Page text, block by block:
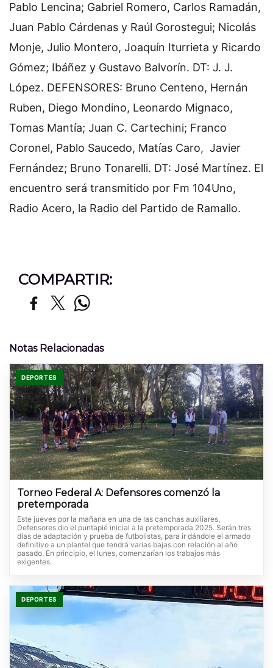
Pablo Lencina; Gabriel Romero, Carlos Ramadán,
Juan Pablo Cárdenas y Raúl Gorostegui; Nicolás
Monje, Julio Montero, Joaquín Iturrieta y Ricardo
Gómez; Ibáñez y Gustavo Balvorín. DT: J. J.
López. DEFENSORES: Bruno Centeno, Hernán
Ruben, Diego Mondino, Leonardo Mignaco,
Tomas Mantía; Juan C. Cartechini; Franco
Coronel, Pablo Saucedo, Matías Caro, Javier
Fernández; Bruno Tonarelli. DT: José Martínez. El
encuentro será transmitido por Fm 104Uno,
Radio Acero, la Radio del Partido de Ramallo.
COMPARTIR:
Notas Relacionadas
DEPORTES
Torneo Federal A: Defensores comenzó la
pretemporada
Este jueves por la mañana en una de las canchas auxiliares,
Defensores dio el puntapié inicial a la pretemporada 2025. Serán tres
días de adaptación y prueba de futbolistas, para ir dándole el armado
definitivo a un plantel que tendrá varias bajas con relación al año
pasado. En principio, el lunes, comenzarían los trabajos más
exigentes.
DEPORTES